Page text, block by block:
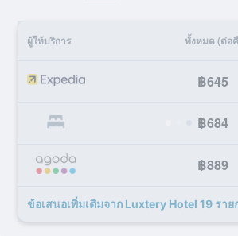
ผู้ให้บริการ ทั้งหมด (ต่อ
฿645
฿684
฿889
ข้อเสนอเพิ่มเติมจาก Luxtery Hotel 19 ราย